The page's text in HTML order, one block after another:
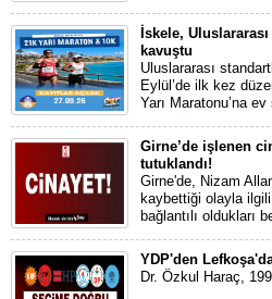
İskele,
kavuştu
Uluslararası
Eylül’de ilk kez
Yarı Maratonu’na
Girne’de işlenen
tutuklandı!
Girne'de, Nizam
kaybettiği olayla
bağlantılı oldukları
YDP'den
Dr. Özkul Haraç,